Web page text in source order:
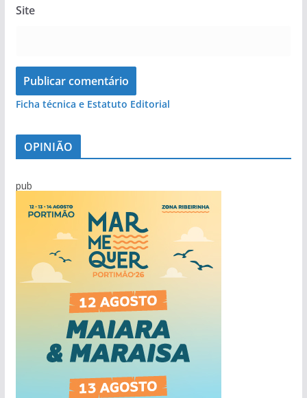
Site
Ficha técnica e Estatuto Editorial
OPINIÃO
pub